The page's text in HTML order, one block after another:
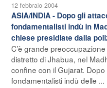
12 febbraio 2004
ASIA/INDIA - Dopo gli
fondamentalisti indù in
chiese presidiate dalla
C’è grande
distretto di Jhabua, nel
confine con il Gujarat.
fondamentalisti indù delle ...